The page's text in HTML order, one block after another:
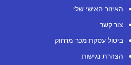
האיזור האישי שלי
צור קשר
ביטול עסקת מכר מרחוק
הצהרת נגישות